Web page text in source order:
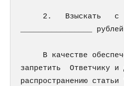
2.   Взыскать   с
________________
В качестве
запретить  Ответчику
распространению